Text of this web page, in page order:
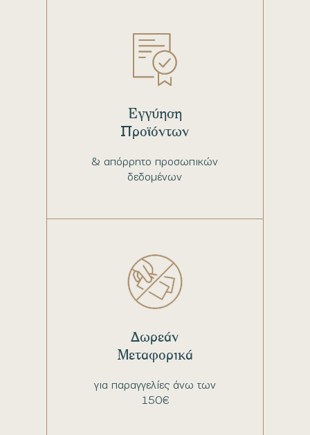
& απόρρητο προσωπικών
δεδομένων
Εγγύηση
Προϊόντων
για παραγγελίες άνω των
150€
Δωρεάν
Μεταφορικά